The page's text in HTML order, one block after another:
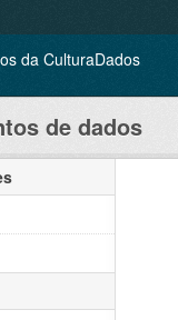
de dados